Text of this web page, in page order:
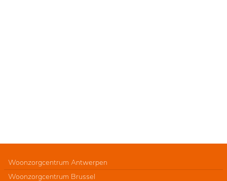
Woonzorgcentrum Antwerpen
Woonzorgcentrum Brussel